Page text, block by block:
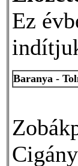
Ez
Baranya -